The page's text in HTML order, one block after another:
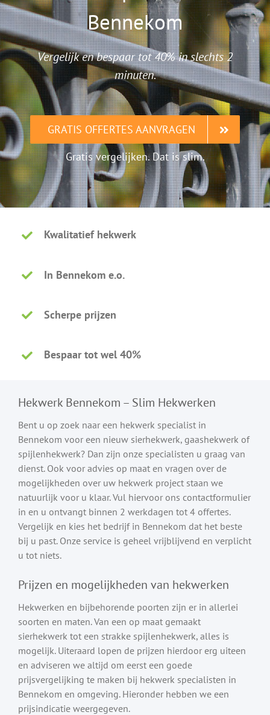
Bennekom
Vergelijk en bespaar tot 40% in slechts 2
minuten.
GRATIS OFFERTES AANVRAGEN
Gratis vergelijken. Dat is slim.
Kwalitatief hekwerk
In Bennekom e.o.
Scherpe prijzen
Bespaar tot wel 40%
Hekwerk Bennekom – Slim Hekwerken
Bent u op zoek naar een hekwerk specialist in
Bennekom voor een nieuw sierhekwerk, gaashekwerk of
spijlenhekwerk? Dan zijn onze specialisten u graag van
dienst. Ook voor advies op maat en vragen over de
mogelijkheden over uw hekwerk project staan we
natuurlijk voor u klaar. Vul hiervoor ons contactformulier
in en u ontvangt binnen 2 werkdagen tot 4 offertes.
Vergelijk en kies het bedrijf in Bennekom dat het beste
bij u past. Onze service is geheel vrijblijvend en verplicht
u tot niets.
Prijzen en mogelijkheden van hekwerken
Hekwerken en bijbehorende poorten zijn er in allerlei
soorten en maten. Van een op maat gemaakt
sierhekwerk tot een strakke spijlenhekwerk, alles is
mogelijk. Uiteraard lopen de prijzen hierdoor erg uiteen
en adviseren we altijd om eerst een goede
prijsvergelijking te maken bij hekwerk specialisten in
Bennekom en omgeving. Hieronder hebben we een
prijsindicatie weergegeven.